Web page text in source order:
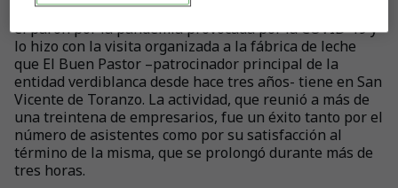
El Real Racing Business Club retomó su actividad tras
el parón por la pandemia provocada por la COVID-19 y
lo hizo con la visita organizada a la fábrica de leche
que El Buen Pastor –patrocinador principal de la
entidad verdiblanca desde hace tres años- tiene en San
Vicente de Toranzo. La actividad, que reunió a más de
una treintena de empresarios, fue un éxito tanto por el
número de asistentes como por su satisfacción al
término de la misma, que se prolongó durante más de
tres horas.